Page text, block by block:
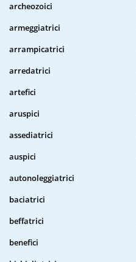
archeozoici
armeggiatrici
arrampicatrici
arredatrici
artefici
aruspici
assediatrici
auspici
autonoleggiatrici
baciatrici
beffatrici
benefici